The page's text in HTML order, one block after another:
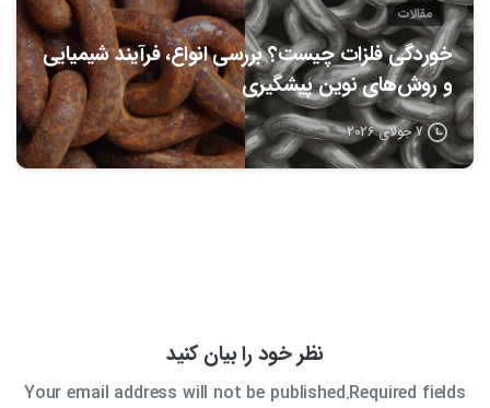
مقالات
خوردگی فلزات چیست؟ بررسی انواع، فرآیند شیمیایی
و روش‌های نوین پیشگیری
7 جولای 2026
نظر خود را بیان کنید
Your email address will not be published.Required fields